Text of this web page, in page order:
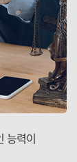
능력이